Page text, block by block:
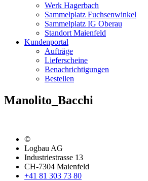
Werk Hagerbach
Sammelplatz Fuchsenwinkel
Sammelplatz IG Oberau
Standort Maienfeld
Kundenportal
Aufträge
Lieferscheine
Benachrichtigungen
Bestellen
Manolito_Bacchi
©
Logbau AG
Industriestrasse 13
CH-7304 Maienfeld
+41 81 303 73 80